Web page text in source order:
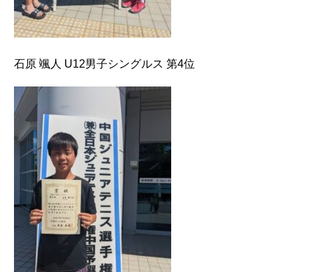
石原 颯人 U12男子シングルス 第4位